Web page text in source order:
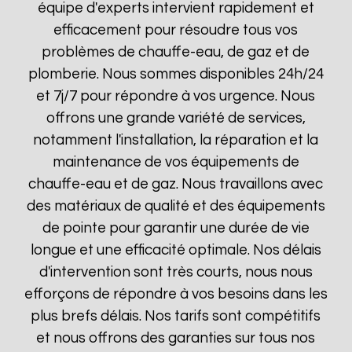
équipe d'experts intervient rapidement et
efficacement pour résoudre tous vos
problèmes de chauffe-eau, de gaz et de
plomberie. Nous sommes disponibles 24h/24
et 7j/7 pour répondre à vos urgence. Nous
offrons une grande variété de services,
notamment l'installation, la réparation et la
maintenance de vos équipements de
chauffe-eau et de gaz. Nous travaillons avec
des matériaux de qualité et des équipements
de pointe pour garantir une durée de vie
longue et une efficacité optimale. Nos délais
d'intervention sont très courts, nous nous
efforçons de répondre à vos besoins dans les
plus brefs délais. Nos tarifs sont compétitifs
et nous offrons des garanties sur tous nos